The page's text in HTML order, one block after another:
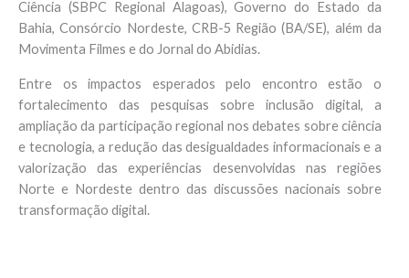
Ciência (SBPC Regional Alagoas), Governo do Estado da
Bahia, Consórcio Nordeste, CRB-5 Região (BA/SE), além da
Movimenta Filmes e do Jornal do Abidias.
Entre os impactos esperados pelo encontro estão o
fortalecimento das pesquisas sobre inclusão digital, a
ampliação da participação regional nos debates sobre ciência
e tecnologia, a redução das desigualdades informacionais e a
valorização das experiências desenvolvidas nas regiões
Norte e Nordeste dentro das discussões nacionais sobre
transformação digital.